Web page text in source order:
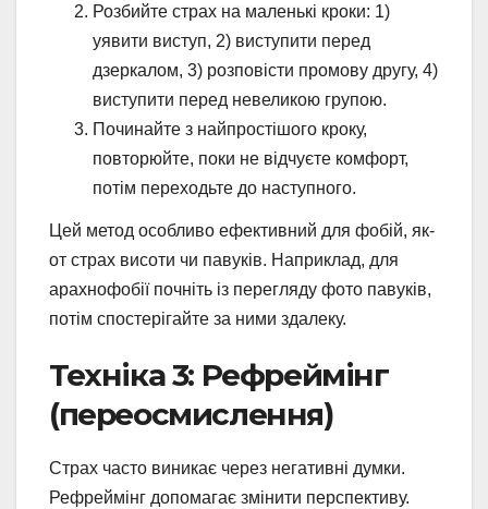
Розбийте страх на маленькі кроки: 1)
уявити виступ, 2) виступити перед
дзеркалом, 3) розповісти промову другу, 4)
виступити перед невеликою групою.
Починайте з найпростішого кроку,
повторюйте, поки не відчуєте комфорт,
потім переходьте до наступного.
Цей метод особливо ефективний для фобій, як-
от страх висоти чи павуків. Наприклад, для
арахнофобії почніть із перегляду фото павуків,
потім спостерігайте за ними здалеку.
Техніка 3: Рефреймінг
(переосмислення)
Страх часто виникає через негативні думки.
Рефреймінг допомагає змінити перспективу.